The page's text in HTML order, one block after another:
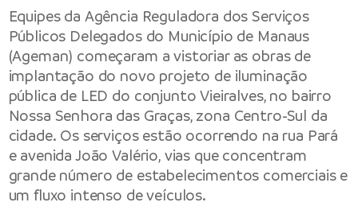
Equipes da Agência Reguladora dos Serviços
Públicos Delegados do Município de Manaus
(Ageman) começaram a vistoriar as obras de
implantação do novo projeto de iluminação
pública de LED do conjunto Vieiralves, no bairro
Nossa Senhora das Graças, zona Centro-Sul da
cidade. Os serviços estão ocorrendo na rua Pará
e avenida João Valério, vias que concentram
grande número de estabelecimentos comerciais e
um fluxo intenso de veículos.